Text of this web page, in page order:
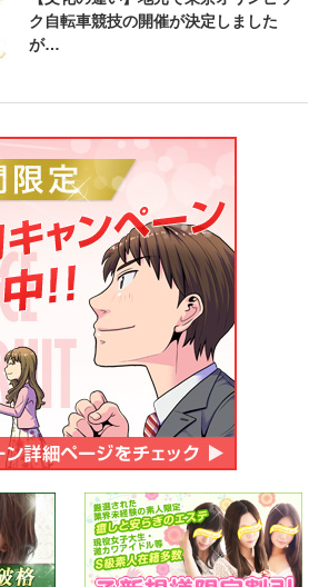
ク自転車競技の開催が決定しました
が…